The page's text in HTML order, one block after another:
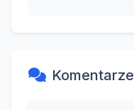
Komentarze